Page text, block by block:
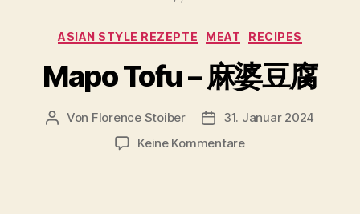
Kategorien
ASIAN STYLE REZEPTE MEAT RECIPES
Mapo Tofu – 麻婆豆腐
Beitragsautor
Von Florence Stoiber Veröffentlichungsdatum
31. Januar 2024
Keine Kommentarezu